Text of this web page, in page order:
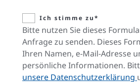
Ich stimme zu*
Bitte nutzen Sie dieses
Anfrage zu senden. Dieses
Ihren Namen, e-Mail-Adresse
persönliche Informationen.
unsere Datenschutzerklärung